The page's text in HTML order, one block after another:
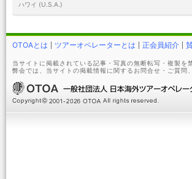
ハワイ (U.S.A.)
OTOAとは ツアーオペレーターとは 正会員紹介
当サイトに掲載されている記事・写真の無断転写・複製
弊会では、当サイトの掲載情報に関するお問合せ・ご質